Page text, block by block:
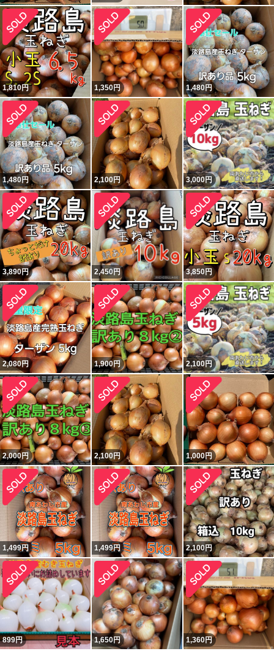
1,810円 1,350円 1,480円
1,480円 2,100円 3,000円
3,890円 2,450円 3,850円
2,080円 1,900円 2,100円
2,000円 2,100円 1,000円
1,499円 1,499円 2,100円
899円 1,650円 1,360円